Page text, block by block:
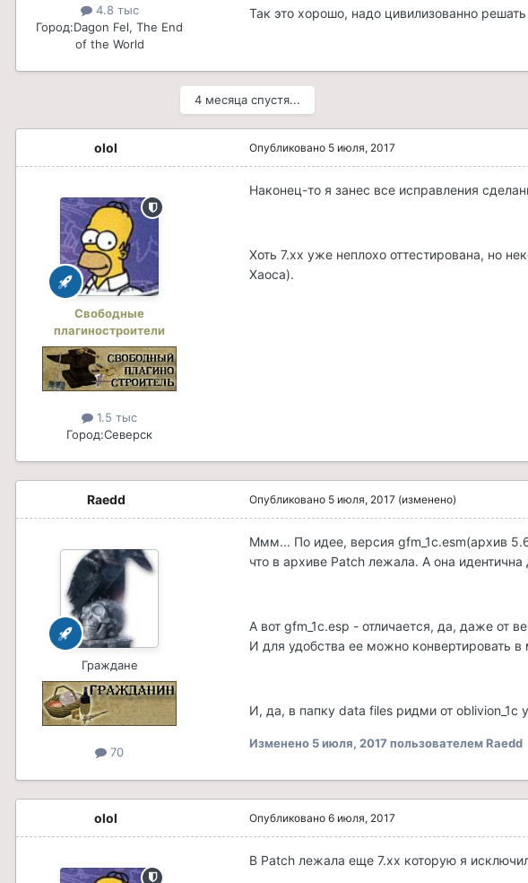
4.8 тыс
Город:Dagon Fel, The End
of the World
Так это хорошо, надо цивилизованно
4 месяца спустя...
olol
Свободные
плагиностроители
1.5 тыс
Город:Северск
Опубликовано 5 июля, 2017
Наконец-то я занес все исправления
Хоть 7.хх уже неплохо оттестирована, но
Хаоса).
Raedd
Граждане
70
Опубликовано 5 июля, 2017 (изменено)
Ммм... По идее, версия gfm_1c.esm(архив
что в архиве Patch лежала. А она идентична
А вот gfm_1c.esp - отличается, да, даже от
И для удобства ее можно конвертировать
И, да, в папку data files ридми от oblivion_1c
Изменено 5 июля, 2017 пользователем Raedd
olol Опубликовано 6 июля, 2017
В Patch лежала еще 7.хх которую я